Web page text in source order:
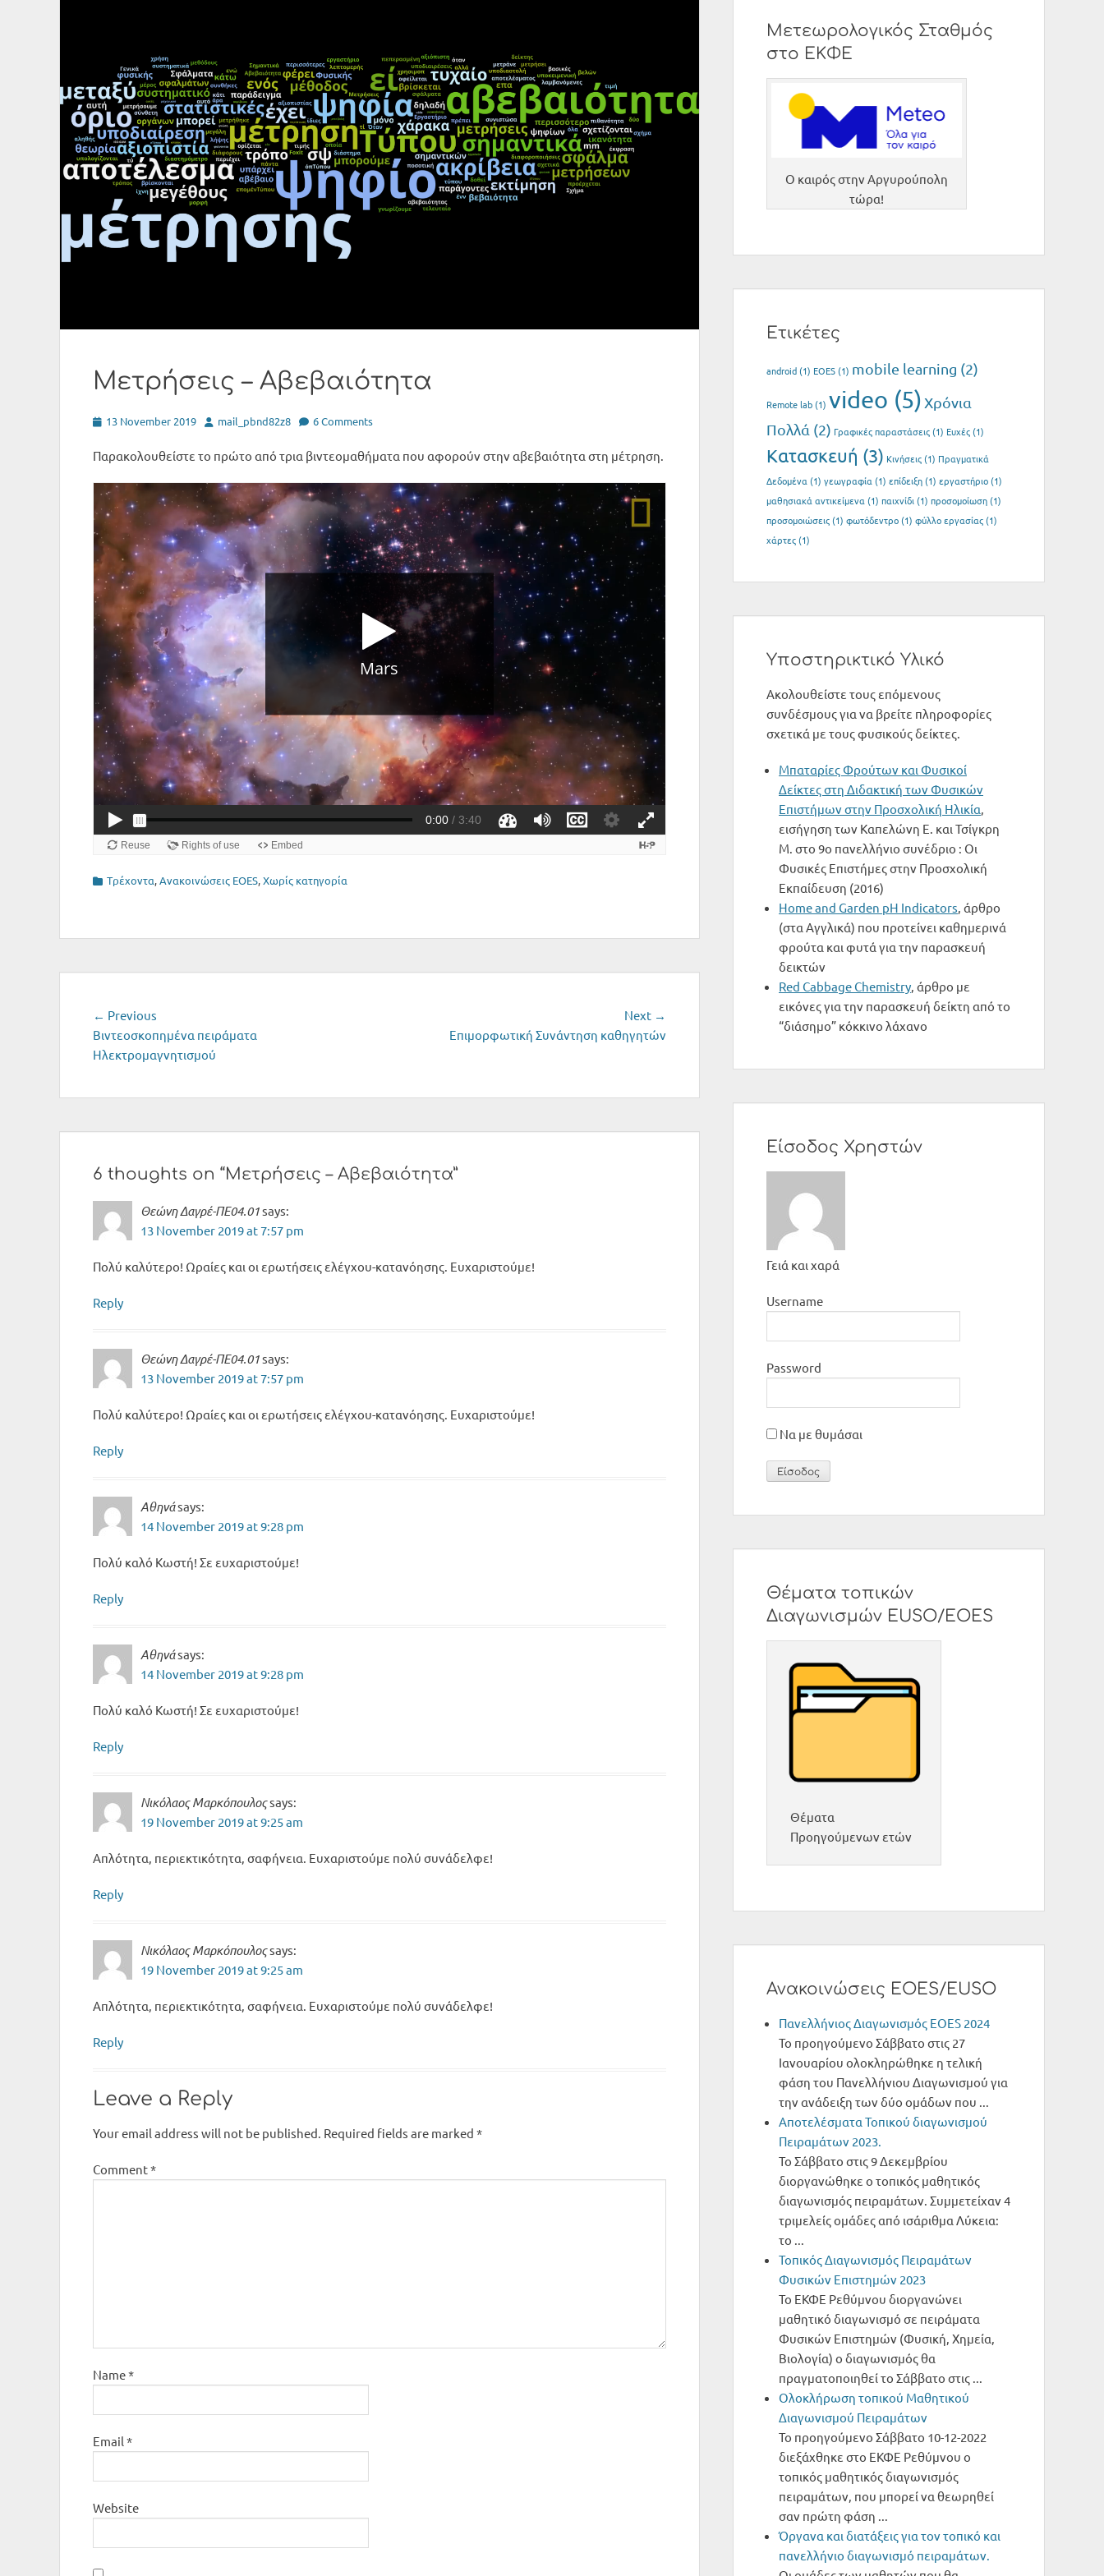
Μετρήσεις – Αβεβαιότητα
Posted
13 November 2019 Author
mail_pbnd82z8 6 Comments
Παρακολουθείστε το πρώτο από τρια βιντεομαθήματα που αφορούν στην αβεβαιότητα στη μέτρηση.
Categories
Tρέχοντα,Ανακοινώσεις EΟΕS,Χωρίς κατηγορία
Post
navigation
← Previous
post:
Βιντεοσκοπημένα πειράματα
Ηλεκτρομαγνητισμού
Next →
post:
Επιμορφωτική Συνάντηση καθηγητών
6 thoughts on “Μετρήσεις – Αβεβαιότητα”
Θεώνη Δαγρέ-ΠΕ04.01says:
13 November 2019 at 7:57 pm
Πολύ καλύτερο! Ωραίες και οι ερωτήσεις ελέγχου-κατανόησης. Ευχαριστούμε!
Reply
Θεώνη Δαγρέ-ΠΕ04.01says:
13 November 2019 at 7:57 pm
Πολύ καλύτερο! Ωραίες και οι ερωτήσεις ελέγχου-κατανόησης. Ευχαριστούμε!
Reply
Αθηνάsays:
14 November 2019 at 9:28 pm
Πολύ καλό Κωστή! Σε ευχαριστούμε!
Reply
Αθηνάsays:
14 November 2019 at 9:28 pm
Πολύ καλό Κωστή! Σε ευχαριστούμε!
Reply
Νικόλαος Μαρκόπουλοςsays:
19 November 2019 at 9:25 am
Απλότητα, περιεκτικότητα, σαφήνεια. Ευχαριστούμε πολύ συνάδελφε!
Reply
Νικόλαος Μαρκόπουλοςsays:
19 November 2019 at 9:25 am
Απλότητα, περιεκτικότητα, σαφήνεια. Ευχαριστούμε πολύ συνάδελφε!
Reply
Leave a Reply
Your email address will not be published. Required fields are marked *
Comment*
Name*
Email *
Website
Μετεωρολογικός Σταθμός
στο ΕΚΦΕ
O καιρός στην Αργυρούπολη
τώρα!
Ετικέτες
android(1) EOES(1) mobile learning (2)
Remote lab(1) video (5)Xρόνια
Πολλά (2) Γραφικές παραστάσεις(1) Ευχές(1)
Κατασκευή (3) Κινήσεις(1) Πραγματικά
Δεδομένα (1) γεωγραφία (1) επίδειξη(1) εργαστήριο(1)
μαθησιακά αντικείμενα (1) παιχνίδι(1) προσομοίωση(1)
προσομοιώσεις(1) φωτόδεντρο(1) φύλλο εργασίας(1)
χάρτες(1)
Υποστηρικτικό Υλικό
Ακολουθείστε τους επόμενους
συνδέσμους για να βρείτε πληροφορίες
σχετικά με τους φυσικούς δείκτες.
Μπαταρίες Φρούτων και Φυσικοί
Δείκτες στη Διδακτική των Φυσικών
Επιστήμων στην Προσχολική Ηλικία
εισήγηση των Καπελώνη Ε. και Τσίγκρη
Μ. στο 9ο πανελλήνιο συνέδριο : Οι
Φυσικές Επιστήμες στην Προσχολική
Εκπαίδευση (2016)
Home and Garden pH Indicators , άρθρο
(στα Αγγλικά) που προτείνει καθημερινά
φρούτα και φυτά για την παρασκευή
δεικτών
Red Cabbage Chemistry , άρθρο με
εικόνες για την παρασκευή δείκτη από το
“διάσημο” κόκκινο λάχανο
Είσοδος Χρηστών
Γειά και χαρά
Username
Password
Να με θυμάσαι
Θέματα τοπικών
Διαγωνισμών EUSO/EOES
Θέματα
Προηγούμενων ετών
Ανακοινώσεις EOES/EUSO
Πανελλήνιος Διαγωνισμός ΕΟΕS 2024
Το προηγούμενο Σάββατο στις 27
Ιανουαρίου ολοκληρώθηκε η τελική
φάση του Πανελλήνιου Διαγωνισμού για
την ανάδειξη των δύο ομάδων που ...
Αποτελέσματα Τοπικού διαγωνισμού
Πειραμάτων 2023.
Το Σάββατο στις 9 Δεκεμβρίου
διοργανώθηκε ο τοπικός μαθητικός
διαγωνισμός πειραμάτων. Συμμετείχαν 4
τριμελείς ομάδες από ισάριθμα Λύκεια:
το ...
Τοπικός Διαγωνισμός Πειραμάτων
Φυσικών Επιστημών 2023
Το ΕΚΦΕ Ρεθύμνου διοργανώνει
μαθητικό διαγωνισμό σε πειράματα
Φυσικών Επιστημών (Φυσική, Χημεία,
Βιολογία) ο διαγωνισμός θα
πραγματοποιηθεί το Σάββατο στις ...
Oλοκλήρωση τοπικού Μαθητικού
Διαγωνισμού Πειραμάτων
Το προηγούμενο Σάββατο 10-12-2022
διεξάχθηκε στο ΕΚΦΕ Ρεθύμνου ο
τοπικός μαθητικός διαγωνισμός
πειραμάτων, που μπορεί να θεωρηθεί
σαν πρώτη φάση ...
Όργανα και διατάξεις για τον τοπικό και
πανελλήνιο διαγωνισμό πειραμάτων.